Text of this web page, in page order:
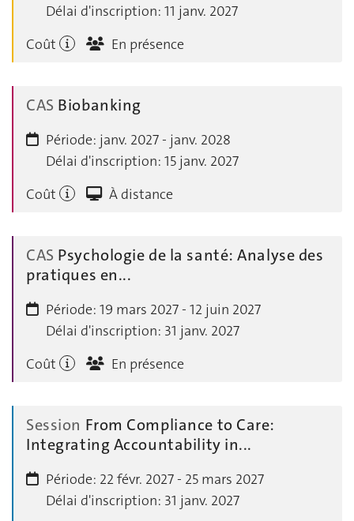
Délai d'inscription: 11 janv. 2027
Coût
En présence
CAS Biobanking
Période: janv. 2027 - janv. 2028
Délai d'inscription: 15 janv. 2027
Coût
À distance
CAS Psychologie de la santé: Analyse des
pratiques en...
Période: 19 mars 2027 - 12 juin 2027
Délai d'inscription: 31 janv. 2027
Coût
En présence
Session From Compliance to Care:
Integrating Accountability in...
Période: 22 févr. 2027 - 25 mars 2027
Délai d'inscription: 31 janv. 2027